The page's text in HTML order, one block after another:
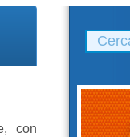
con